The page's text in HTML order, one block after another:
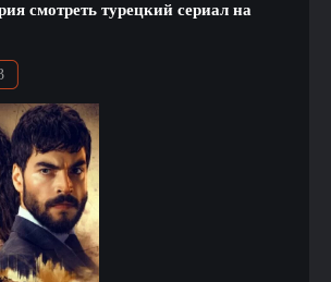
смотреть турецкий сериал на